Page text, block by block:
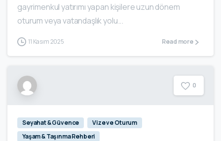
gayrimenkul yatırımı yapan kişilere uzun dönem
oturum veya vatandaşlık yolu...
11 Kasım 2025 Read more
0
Seyahat & Güvence
Vize ve Oturum
Yaşam & Taşınma Rehberi